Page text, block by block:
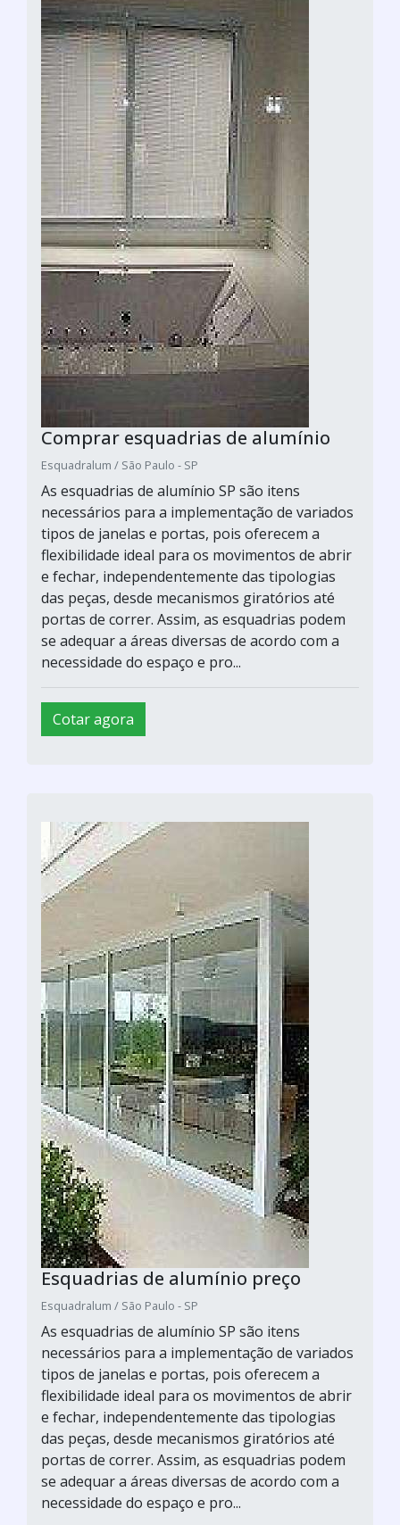
Comprar esquadrias de alumínio
Esquadralum / São Paulo - SP
As esquadrias de alumínio SP são itens
necessários para a implementação de variados
tipos de janelas e portas, pois oferecem a
flexibilidade ideal para os movimentos de abrir
e fechar, independentemente das tipologias
das peças, desde mecanismos giratórios até
portas de correr. Assim, as esquadrias podem
se adequar a áreas diversas de acordo com a
necessidade do espaço e pro...
Cotar agora
Esquadrias de alumínio preço
Esquadralum / São Paulo - SP
As esquadrias de alumínio SP são itens
necessários para a implementação de variados
tipos de janelas e portas, pois oferecem a
flexibilidade ideal para os movimentos de abrir
e fechar, independentemente das tipologias
das peças, desde mecanismos giratórios até
portas de correr. Assim, as esquadrias podem
se adequar a áreas diversas de acordo com a
necessidade do espaço e pro...